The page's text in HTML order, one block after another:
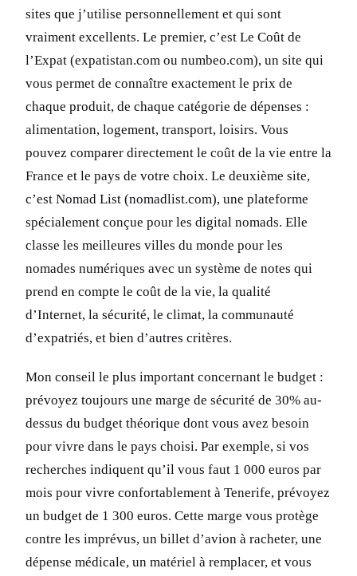
sites que j’utilise personnellement et qui sont
vraiment excellents. Le premier, c’est Le Coût de
l’Expat (expatistan.com ou numbeo.com), un site qui
vous permet de connaître exactement le prix de
chaque produit, de chaque catégorie de dépenses :
alimentation, logement, transport, loisirs. Vous
pouvez comparer directement le coût de la vie entre la
France et le pays de votre choix. Le deuxième site,
c’est Nomad List (nomadlist.com), une plateforme
spécialement conçue pour les digital nomads. Elle
classe les meilleures villes du monde pour les
nomades numériques avec un système de notes qui
prend en compte le coût de la vie, la qualité
d’Internet, la sécurité, le climat, la communauté
d’expatriés, et bien d’autres critères.
Mon conseil le plus important concernant le budget :
prévoyez toujours une marge de sécurité de 30% au-
dessus du budget théorique dont vous avez besoin
pour vivre dans le pays choisi. Par exemple, si vos
recherches indiquent qu’il vous faut 1 000 euros par
mois pour vivre confortablement à Tenerife, prévoyez
un budget de 1 300 euros. Cette marge vous protège
contre les imprévus, un billet d’avion à racheter, une
dépense médicale, un matériel à remplacer, et vous